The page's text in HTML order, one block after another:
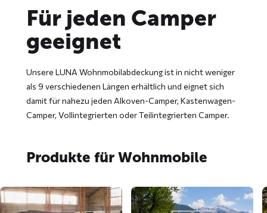
Für jeden Camper
geeignet
Unsere LUNA Wohnmobilabdeckung ist in nicht weniger
als 9 verschiedenen Längen erhältlich und eignet sich
damit für nahezu jeden Alkoven-Camper, Kastenwagen-
Camper, Vollintegrierten oder Teilintegrierten Camper.
Produkte für Wohnmobile
Mehr
lesen